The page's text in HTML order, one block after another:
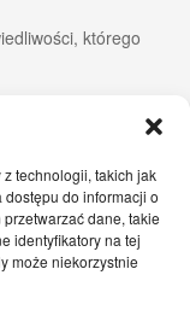
technologii, takich jak
do informacji o
dane, takie
identyfikatory na tej
może niekorzystnie
którego